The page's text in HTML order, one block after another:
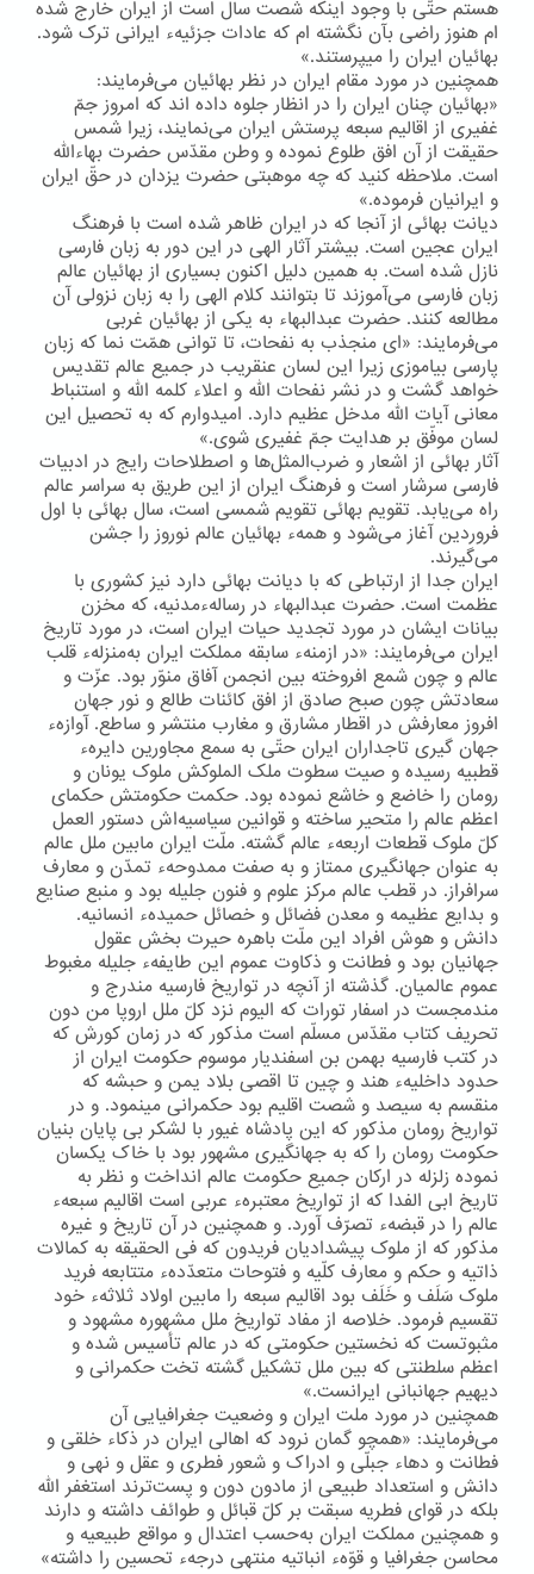
هستم حتّی با وجود اینکه شصت سال است از ایران خارج شده
ام هنوز راضی بآن نگشته ام که عادات جزئیهء ایرانی ترک شود.
بهائیان ایران را میپرستند.»
همچنین در مورد مقام ایران در نظر بهائیان می‌فرمایند:
«بهائیان چنان ایران را در انظار جلوه داده اند که امروز جمّ
غفیری از اقالیم سبعه پرستش ایران می‌نمایند، زیرا شمس
حقیقت از آن افق طلوع نموده و وطن مقدّس حضرت بهاءالله
است. ملاحظه کنید که چه موهبتی حضرت یزدان در حقّ ایران
و ایرانیان فرموده.»
دیانت بهائی از آنجا كه در ایران ظاهر شده است با فرهنگ
ایران عجین است. بیشتر آثار الهی در این دور به زبان فارسی
نازل شده است. به همین دلیل اكنون بسیاری از بهائیان عالم
زبان فارسی می‌آموزند تا بتوانند كلام الهی را به زبان نزولی آن
مطالعه كنند. حضرت عبدالبهاء به یكی از بهائیان غربی
می‌فرمایند: «ای منجذب به نفحات، تا توانی همّت نما که زبان
پارسی بیاموزی زیرا این لسان عنقریب در جمیع عالم تقدیس
خواهد گشت و در نشر نفحات الله و اعلاء کلمه الله و استنباط
معانی آیات الله مدخل عظیم دارد. امیدوارم که به تحصیل این
لسان موفّق بر هدایت جمّ غفیری شوی.»
آثار بهائی از اشعار و ضرب‌المثل‌ها و اصطلاحات رایج در ادبیات
فارسی سرشار است و فرهنگ ایران از این طریق به سراسر عالم
راه می‌یابد. تقویم بهائی تقویم شمسی است، سال بهائی با اول
فروردین آغاز می‌شود و همهء بهائیان عالم نوروز را جشن
می‌گیرند.
ایران جدا از ارتباطی كه با دیانت بهائی دارد نیز كشوری با
عظمت است. حضرت عبدالبهاء در رسالهءمدنیه، كه مخزن
بیانات ایشان در مورد تجدید حیات ایران است، در مورد تاریخ
ایران می‌فرمایند: «در ازمنهء سابقه مملکت ایران به‌منزلهء قلب
عالم و چون شمع افروخته بین انجمن آفاق منوّر بود. عزّت و
سعادتش چون صبح صادق از افق کائنات طالع و نور جهان
افروز معارفش در اقطار مشارق و مغارب منتشر و ساطع. آوازهء
جهان گیری تاجداران ایران حتّی به سمع مجاورین دایرهء
قطبیه رسیده و صیت سطوت ملک الملوکش ملوک یونان و
رومان را خاضع و خاشع نموده بود. حکمت حکومتش حکمای
اعظم عالم را متحیر ساخته و قوانین سیاسیه‌اش دستور العمل
کلّ ملوک قطعات اربعهء عالم گشته. ملّت ایران مابین ملل عالم
به عنوان جهانگیری ممتاز و به صفت ممدوحهء تمدّن و معارف
سرافراز. در قطب عالم مرکز علوم و فنون جلیله بود و منبع صنایع
و بدایع عظیمه و معدن فضائل و خصائل حمیدهء انسانیه.
دانش و هوش افراد این ملّت باهره حیرت بخش عقول
جهانیان بود و فطانت و ذکاوت عموم این طایفهء جلیله مغبوط
عموم عالمیان. گذشته از آنچه در تواریخ فارسیه مندرج و
مندمجست در اسفار تورات که الیوم نزد کلّ ملل اروپا من دون
تحریف کتاب مقدّس مسلّم است مذکور که در زمان کورش که
در کتب فارسیه بهمن بن اسفندیار موسوم حکومت ایران از
حدود داخلیهء هند و چین تا اقصی بلاد یمن و حبشه که
منقسم به سیصد و شصت اقلیم بود حکمرانی مینمود. و در
تواریخ رومان مذکور که این پادشاه غیور با لشکر بی پایان بنیان
حکومت رومان را که به جهانگیری مشهور بود با خاک یکسان
نموده زلزله در ارکان جمیع حکومت عالم انداخت و نظر به
تاریخ ابی الفدا که از تواریخ معتبرهء عربی است اقالیم سبعهء
عالم را در قبضهء تصرّف آورد. و همچنین در آن تاریخ و غیره
مذکور که از ملوک پیشدادیان فریدون که فی الحقیقه به کمالات
ذاتیه و حکم و معارف کلّیه و فتوحات متعدّدهء متتابعه فرید
ملوک سَلَف و خَلَف بود اقالیم سبعه را مابین اولاد ثلاثهء خود
تقسیم فرمود. خلاصه از مفاد تواریخ ملل مشهوره مشهود و
مثبوتست که نخستین حکومتی که در عالم تأسیس شده و
اعظم سلطنتی که بین ملل تشکیل گشته تخت حکمرانی و
دیهیم جهانبانی ایرانست.»
همچنین در مورد ملت ایران و وضعیت جغرافیایی آن
می‌فرمایند: «همچو گمان نرود که اهالی ایران در ذکاء خلقی و
فطانت و دهاء جبلّی و ادراک و شعور فطری و عقل و نهی و
دانش و استعداد طبیعی از مادون دون و پست‌ترند استغفر اللّه
بلکه در قوای فطریه سبقت بر کلّ قبائل و طوائف داشته و دارند
و همچنین مملکت ایران به‌حسب اعتدال و مواقع طبیعیه و
محاسن جغرافیا و قوّهء انباتیه منتهی درجهء تحسین را داشته»